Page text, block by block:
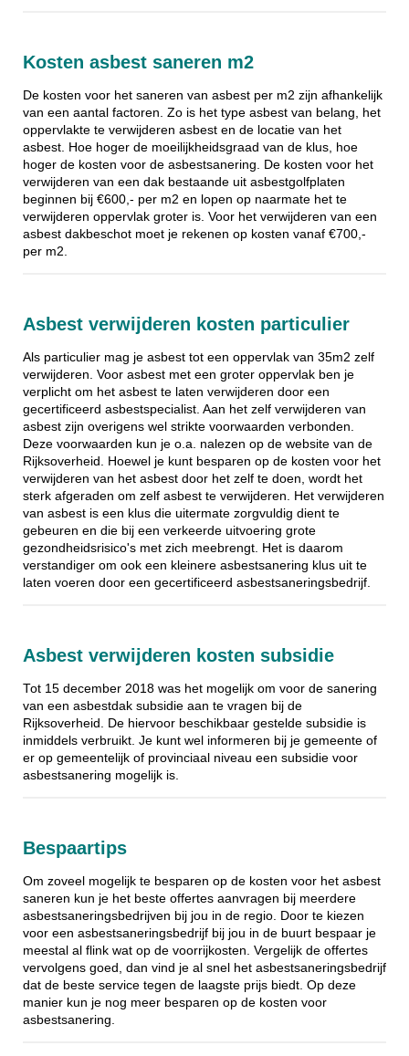
Kosten asbest saneren m2
De kosten voor het saneren van asbest per m2 zijn afhankelijk
van een aantal factoren. Zo is het type asbest van belang, het
oppervlakte te verwijderen asbest en de locatie van het
asbest. Hoe hoger de moeilijkheidsgraad van de klus, hoe
hoger de kosten voor de asbestsanering. De kosten voor het
verwijderen van een dak bestaande uit asbestgolfplaten
beginnen bij €600,- per m2 en lopen op naarmate het te
verwijderen oppervlak groter is. Voor het verwijderen van een
asbest dakbeschot moet je rekenen op kosten vanaf €700,-
per m2.
Asbest verwijderen kosten particulier
Als particulier mag je asbest tot een oppervlak van 35m2 zelf
verwijderen. Voor asbest met een groter oppervlak ben je
verplicht om het asbest te laten verwijderen door een
gecertificeerd asbestspecialist. Aan het zelf verwijderen van
asbest zijn overigens wel strikte voorwaarden verbonden.
Deze voorwaarden kun je o.a. nalezen op de website van de
Rijksoverheid. Hoewel je kunt besparen op de kosten voor het
verwijderen van het asbest door het zelf te doen, wordt het
sterk afgeraden om zelf asbest te verwijderen. Het verwijderen
van asbest is een klus die uitermate zorgvuldig dient te
gebeuren en die bij een verkeerde uitvoering grote
gezondheidsrisico's met zich meebrengt. Het is daarom
verstandiger om ook een kleinere asbestsanering klus uit te
laten voeren door een gecertificeerd asbestsaneringsbedrijf.
Asbest verwijderen kosten subsidie
Tot 15 december 2018 was het mogelijk om voor de sanering
van een asbestdak subsidie aan te vragen bij de
Rijksoverheid. De hiervoor beschikbaar gestelde subsidie is
inmiddels verbruikt. Je kunt wel informeren bij je gemeente of
er op gemeentelijk of provinciaal niveau een subsidie voor
asbestsanering mogelijk is.
Bespaartips
Om zoveel mogelijk te besparen op de kosten voor het asbest
saneren kun je het beste offertes aanvragen bij meerdere
asbestsaneringsbedrijven bij jou in de regio. Door te kiezen
voor een asbestsaneringsbedrijf bij jou in de buurt bespaar je
meestal al flink wat op de voorrijkosten. Vergelijk de offertes
vervolgens goed, dan vind je al snel het asbestsaneringsbedrijf
dat de beste service tegen de laagste prijs biedt. Op deze
manier kun je nog meer besparen op de kosten voor
asbestsanering.